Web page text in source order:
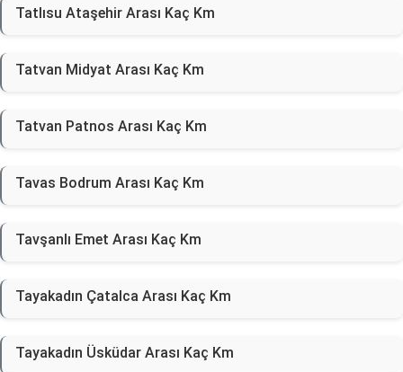
Tatlısu Ataşehir Arası Kaç Km
Tatvan Midyat Arası Kaç Km
Tatvan Patnos Arası Kaç Km
Tavas Bodrum Arası Kaç Km
Tavşanlı Emet Arası Kaç Km
Tayakadın Çatalca Arası Kaç Km
Tayakadın Üsküdar Arası Kaç Km